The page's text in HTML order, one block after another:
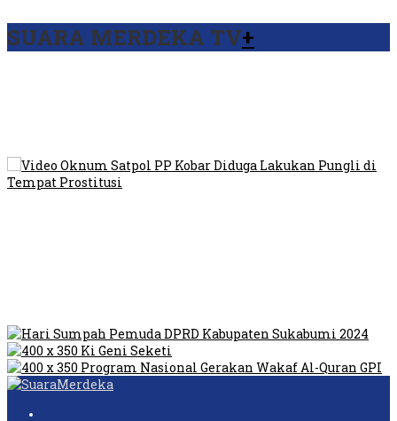
SUARA MERDEKA TV+